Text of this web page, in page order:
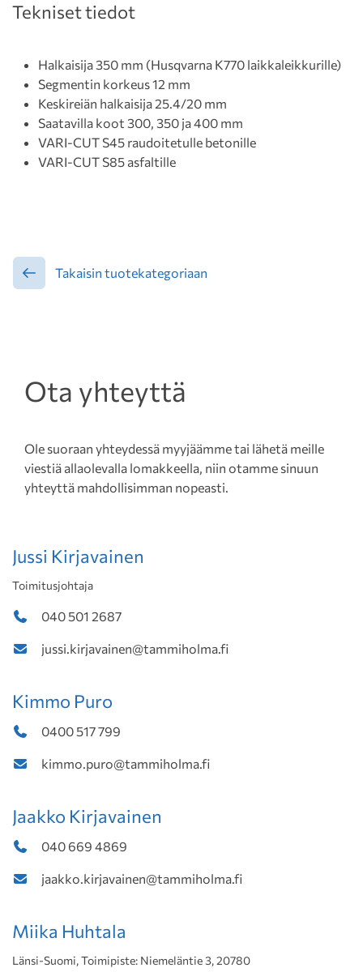
Tekniset tiedot
Halkaisija 350 mm (Husqvarna K770 laikkaleikkurille)
Segmentin korkeus 12 mm
Keskireiän halkaisija 25.4/20 mm
Saatavilla koot 300, 350 ja 400 mm
VARI-CUT S45 raudoitetulle betonille
VARI-CUT S85 asfaltille
Takaisin tuotekategoriaan
Ota yhteyttä
Ole suoraan yhteydessä myyjäämme tai lähetä meille
viestiä allaolevalla lomakkeella, niin otamme sinuun
yhteyttä mahdollisimman nopeasti.
Jussi Kirjavainen
Toimitusjohtaja
040 501 2687
jussi.kirjavainen@tammiholma.fi
Kimmo Puro
0400 517 799
kimmo.puro@tammiholma.fi
Jaakko Kirjavainen
040 669 4869
jaakko.kirjavainen@tammiholma.fi
Miika Huhtala
Länsi-Suomi, Toimipiste: Niemeläntie 3, 20780